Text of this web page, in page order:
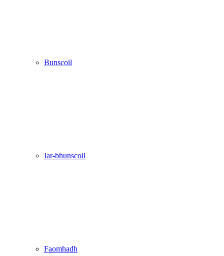
Bunscoil
Iar-bhunscoil
Faomhadh